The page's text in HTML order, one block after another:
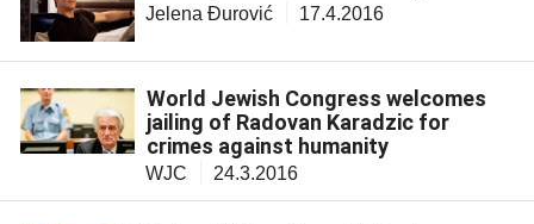
Jelena Đurović 17.4.2016
World Jewish Congress welcomes
jailing of Radovan Karadzic for
crimes against humanity
WJC 24.3.2016